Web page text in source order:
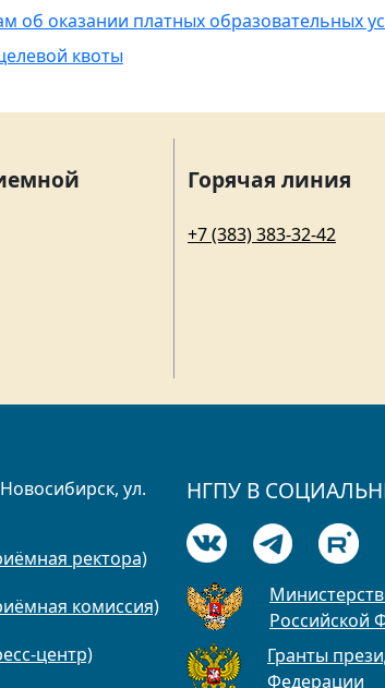
об оказании платных образовательных
квоты
Горячая линия
+7 (383) 383-32-42
ул.
ректора)
комиссия)
центр)
НГПУ В
Российской
Гранты
Федерации